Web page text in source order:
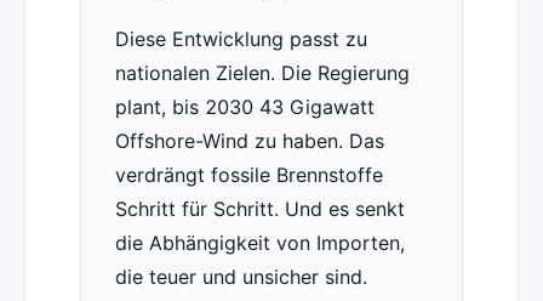
Diese Entwicklung passt zu
nationalen Zielen. Die Regierung
plant, bis 2030 43 Gigawatt
Offshore-Wind zu haben. Das
verdrängt fossile Brennstoffe
Schritt für Schritt. Und es senkt
die Abhängigkeit von Importen,
die teuer und unsicher sind.